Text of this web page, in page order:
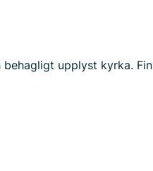
upplyst kyrka. Fin